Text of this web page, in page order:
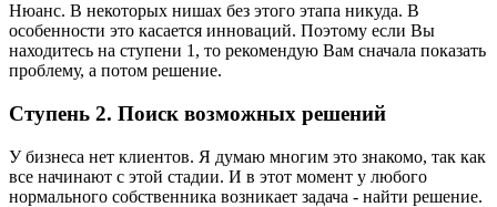
Нюанс. В некоторых нишах без этого этапа никуда. В
особенности это касается инноваций. Поэтому если Вы
находитесь на ступени 1, то рекомендую Вам сначала показать
проблему, а потом решение.
Ступень 2. Поиск возможных решений
У бизнеса нет клиентов. Я думаю многим это знакомо, так как
все начинают с этой стадии. И в этот момент у любого
нормального собственника возникает задача - найти решение.